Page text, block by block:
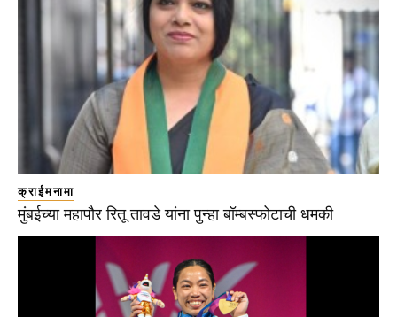
क्राईमनामा
मुंबईच्या महापौर रितू तावडे यांना पुन्हा बॉम्बस्फोटाची धमकी